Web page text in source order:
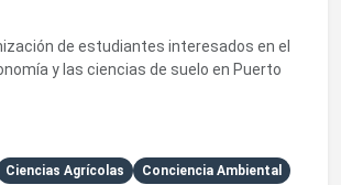
de estudiantes interesados en el
y las ciencias de suelo en Puerto
Ciencias Agrícolas Conciencia Ambiental